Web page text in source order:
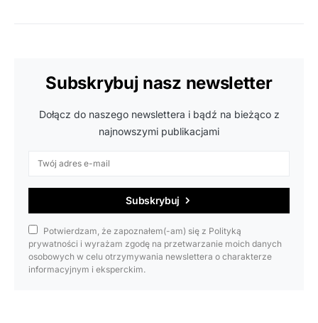
Subskrybuj nasz newsletter
Dołącz do naszego newslettera i bądź na bieżąco z
najnowszymi publikacjami
Subskrybuj
Potwierdzam, że zapoznałem(-am) się z Polityką
prywatności i wyrażam zgodę na przetwarzanie moich danych
osobowych w celu otrzymywania newslettera o charakterze
informacyjnym i eksperckim.